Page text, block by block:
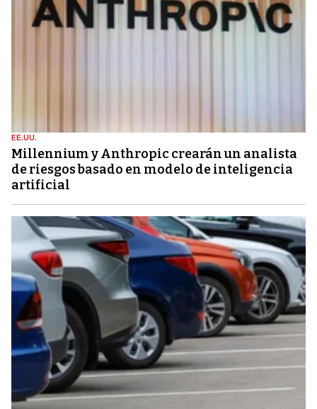
EE.UU.
Millennium y Anthropic crearán un analista
de riesgos basado en modelo de inteligencia
artificial